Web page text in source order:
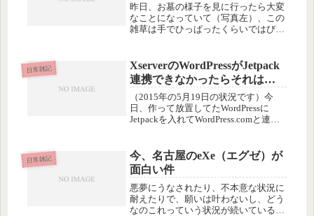
昨日、お墓の様子を見に行ったら大変
なことになっていて（写真左）、この
雑草は手でひっぱったくらいではびく
た。整えた装備は帽子・首タオル、
鎌、根っこを掘り出す道具、軍手な
ど。装...
日常雑記
XserverのWordPressがJetpack
連携できなかったらそれは…
（2015年の5月19日の状況です）今
日、作って放置してたWordPressに
Jetpackを入れてWordPress.comと連携
クセス制限がかかっていない必要が...
日常雑記
今、名古屋のeXe（エグゼ）が
面白い件
悪夢にうなされたり、不本意な状況に
耐えたりで、願いは叶わないし、どう
なのこれっていう状況が続いている